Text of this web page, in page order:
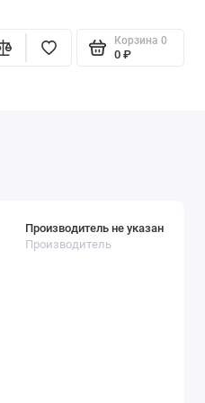
Корзина 0
0 ₽
Производитель не указан
Производитель